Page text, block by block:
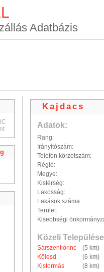
Adatbázis
Kajdacs
Adatok:
Rang:
Irányítószám:
Telefon körzetszám:
Régió:
Megye:
Kistérség:
Lakosság:
Lakások száma:
Terület:
Kisebbségi
Közeli
Sárszentlőrinc
(5 km)
Kölesd
(6 km)
Kistormás
(8 km)